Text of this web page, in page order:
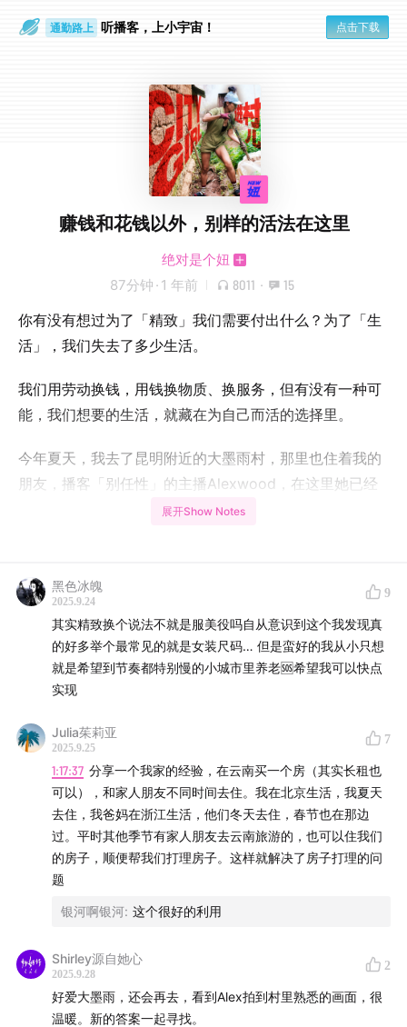
通勤路上 听播客，上小宇宙！ 点击下载
赚钱和花钱以外，别样的活法在这里
绝对是个妞
87分钟 · 1 年前 8011 · 15
你有没有想过为了「精致」我们需要付出什么？为了「生
活」，我们失去了多少生活。
我们用劳动换钱，用钱换物质、换服务，但有没有一种可
能，我们想要的生活，就藏在为自己而活的选择里。
今年夏天，我去了昆明附近的大墨雨村，那里也住着我的
朋友，播客「别任性」的主播Alexwood，在这里她已经
意思，我必须换一种方式融入。
我去老梨家割草，在阿菓家砌墙、劈柴，Alexwood 评价
我很上道，但在这一群乡村的新居民之间其实就默契地流
淌着一种有边界感的互助。
邻里关系不是雇佣，而是互助；
家，不一定是婚姻和血缘，它也可以是朋友、是邻里，是
一个尊重你的场。
这些在乡村生活的人，它们不是逃离，而是选择重新生
节目，欢迎大家去收看 @Alex绝对是个妞儿。
B站：【赚钱和花钱以外，别样的活法在这里】
展开Show Notes
黑色冰魄
2025.9.24
9
其实精致换个说法不就是服美役吗自从意识到这个我发现真
的好多举个最常见的就是女装尺码… 但是蛮好的我从小只想
就是希望到节奏都特别慢的小城市里养老🆘希望我可以快点
实现
Julia茱莉亚
2025.9.25
7
1:17:37 分享一个我家的经验，在云南买一个房（其实长租也
可以），和家人朋友不同时间去住。我在北京生活，我夏天
去住，我爸妈在浙江生活，他们冬天去住，春节也在那边
过。平时其他季节有家人朋友去云南旅游的，也可以住我们
的房子，顺便帮我们打理房子。这样就解决了房子打理的问
题
银河啊银河: 这个很好的利用
Shirley源自她心
2025.9.28
2
好爱大墨雨，还会再去，看到Alex拍到村里熟悉的画面，很
温暖。新的答案一起寻找。